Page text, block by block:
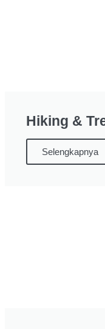
Hiking &
Selengkapnya